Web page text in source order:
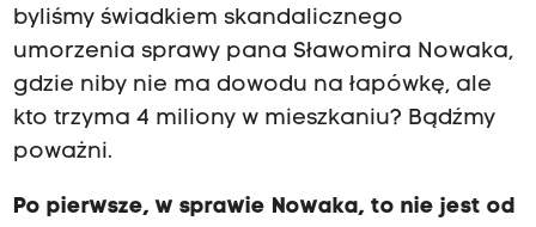
byliśmy świadkiem skandalicznego
umorzenia sprawy pana Sławomira Nowaka,
gdzie niby nie ma dowodu na łapówkę, ale
kto trzyma 4 miliony w mieszkaniu? Bądźmy
poważni.
Po pierwsze, w sprawie Nowaka, to nie jest od